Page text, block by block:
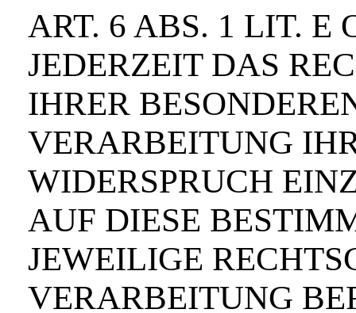
ART. 6 ABS. 1 LIT. E
JEDERZEIT DAS
IHRER
VERARBEITUNG
WIDERSPRUCH
AUF DIESE
JEWEILIGE
VERARBEITUNG